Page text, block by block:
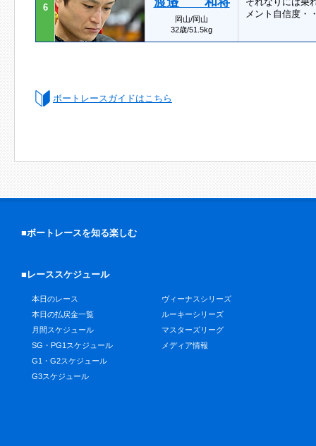
6
岡山/岡山
32歳/51.5kg
メント自信度
ボートレースガイドはこちら
■ボートレースを知る楽しむ
■レーススケジュール
本日のレース
本日の払戻金一覧
月間スケジュール
SG・PG1スケジュール
G1・G2スケジュール
G3スケジュール
ヴィーナスシリーズ
ルーキーシリーズ
マスターズリーグ
メディア情報